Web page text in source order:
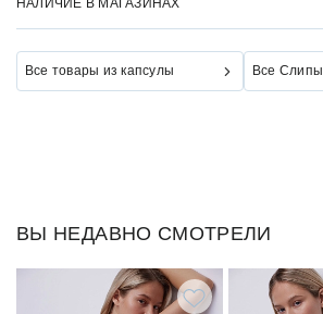
НАЛИЧИЕ В МАГАЗИНАХ
Все товары из капсулы Все Слипы
ВЫ НЕДАВНО СМОТРЕЛИ